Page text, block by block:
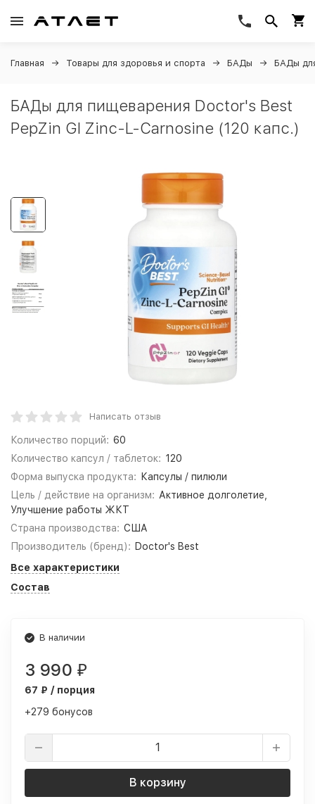
Главная Товары для здоровья и спорта БАДы БАДы
БАДы для пищеварения Doctor's Best
PepZin GI Zinc-L-Carnosine (120 капс.)
Написать отзыв
Количество порций: 60
Количество капсул / таблеток: 120
Форма выпуска продукта:
Капсулы / пилюли
Цель / действие на организм: Активное долголетие,
Улучшение работы ЖКТ
Страна производства: США
Производитель (бренд): Doctor's Best
Все характеристики
Состав
В наличии
3 990 ₽
67 ₽ / порция
+279 бонусов
В корзину